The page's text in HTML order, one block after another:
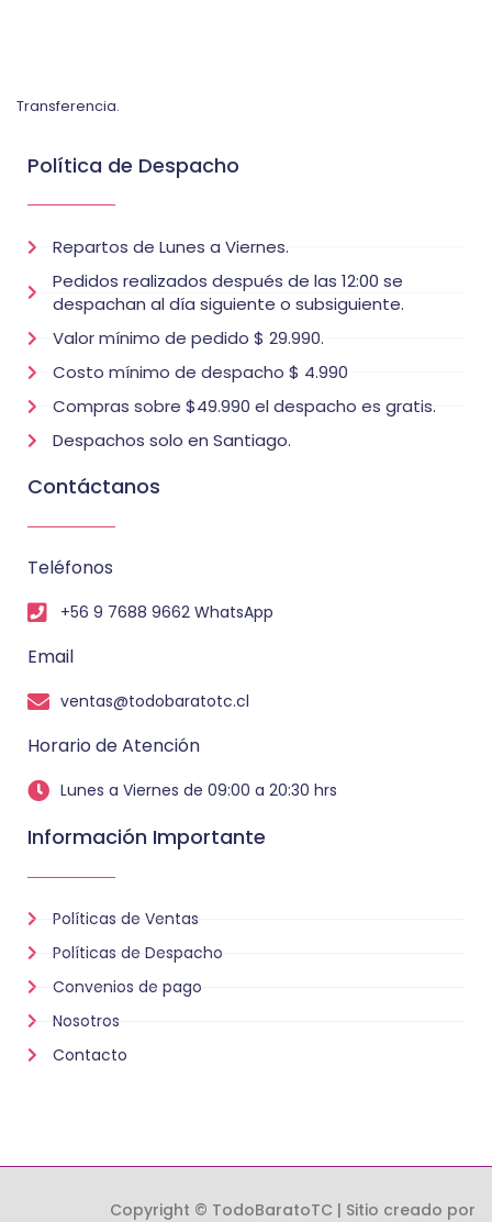
Transferencia.
Política de Despacho
Repartos de Lunes a Viernes.
Pedidos realizados después de las 12:00 se
despachan al día siguiente o subsiguiente.
Valor mínimo de pedido $ 29.990.
Costo mínimo de despacho $ 4.990
Compras sobre $49.990 el despacho es gratis.
Despachos solo en Santiago.
Contáctanos
Teléfonos
+56 9 7688 9662 WhatsApp
Email
ventas@todobaratotc.cl
Horario de Atención
Lunes a Viernes de 09:00 a 20:30 hrs
Información Importante
Políticas de Ventas
Políticas de Despacho
Convenios de pago
Nosotros
Contacto
Copyright © TodoBaratoTC | Sitio creado por